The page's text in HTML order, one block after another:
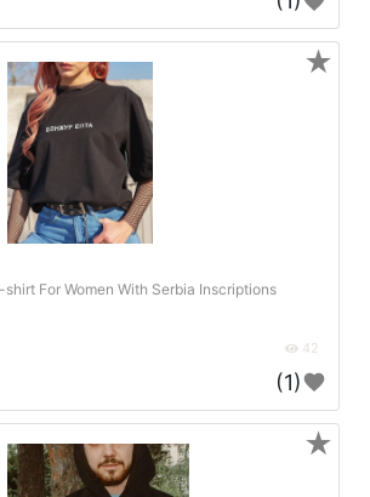
shirt For Women With Serbia Inscriptions
42
(1)
★
★